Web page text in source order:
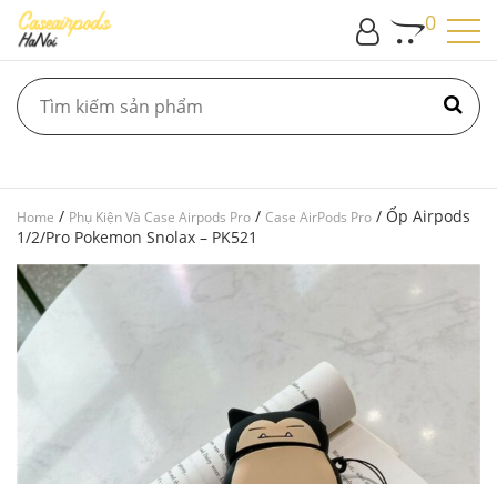
0
Home / Phụ Kiện Và Case Airpods Pro / Case AirPods Pro / Ốp Airpods
1/2/Pro Pokemon Snolax – PK521